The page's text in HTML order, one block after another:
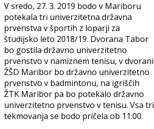
V sredo, 27. 3. 2019 bodo v Mariboru
potekala tri univerzitetna državna
prvenstva v športih z loparji za
študijsko leto 2018/19. Dvorana Tabor
bo gostila državno univerzitetno
prvenstvo v namiznem tenisu, v dvorani
ŽŠD Maribor bo državno univerzitetno
prvenstvo v badmintonu, na igriščih
ŽTK Maribor pa bo potekalo državno
univerzitetno prvenstvo v tenisu. Vsa tri
tekmovanja se bodo pričela ob 11:00.